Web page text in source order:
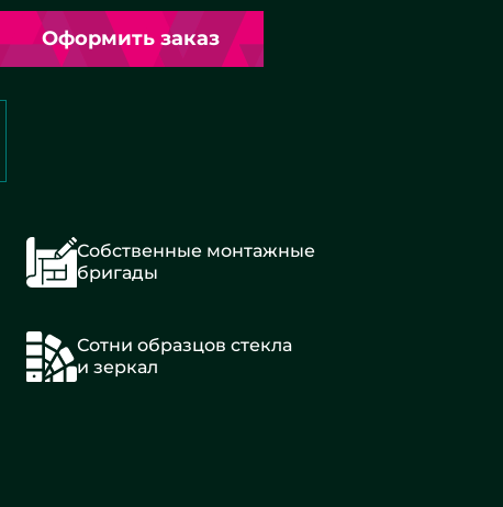
Оформить заказ
Собственные монтажные
бригады
Сотни образцов стекла
и зеркал